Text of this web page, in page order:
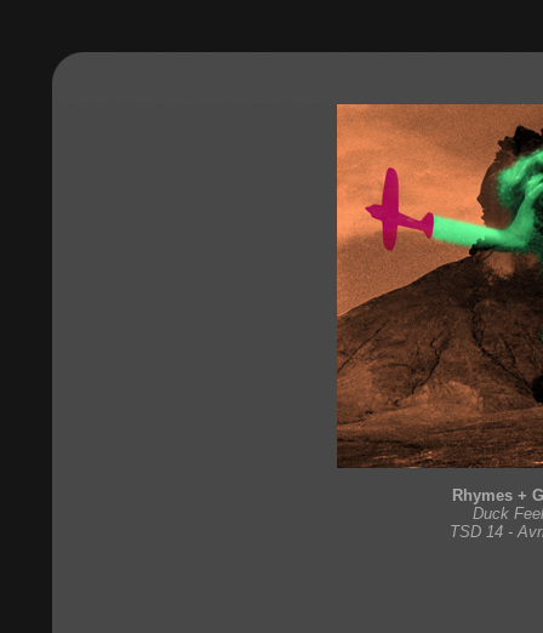
Rhymes +
Duck
TSD 14 -